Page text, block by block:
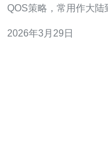
QOS策略，常用作大陆
（CN2、联合骨干等）
2026年3月29日